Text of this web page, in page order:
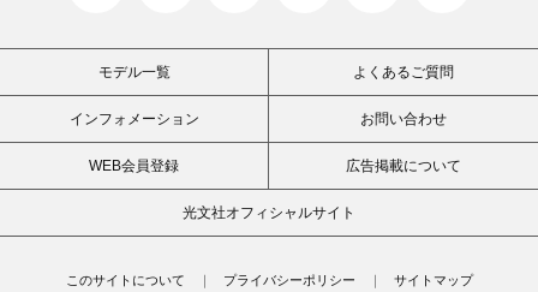
モデル一覧 よくあるご質問
インフォメーション お問い合わせ
WEB会員登録 広告掲載について
光文社オフィシャルサイト
このサイトについて プライバシーポリシー サイトマップ